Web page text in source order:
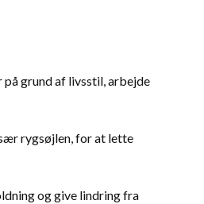
på grund af livsstil, arbejde
rygsøjlen, for at lette
og give lindring fra